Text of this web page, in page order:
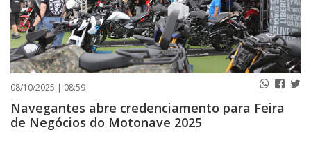
08/10/2025 | 08:59
Navegantes abre credenciamento para Feira
de Negócios do Motonave 2025